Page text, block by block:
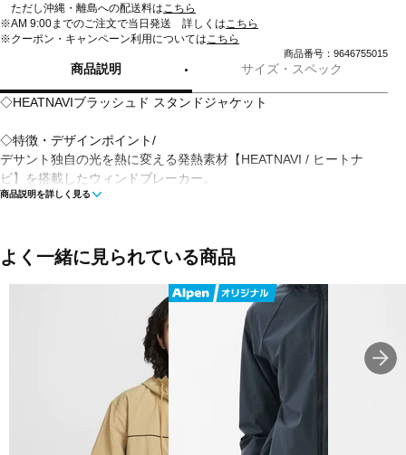
ただし沖縄・離島への配送料は こちら
※AM 9:00までのご注文で当日発送 詳しくは こちら
※クーポン・キャンペーン利用については こちら
商品番号：9646755015
商品説明 サイズ・スペック
◇HEATNAVIブラッシュド スタンドジャケット
◇特徴・デザインポイント/
デサント独自の光を熱に変える発熱素材【HEATNAVI / ヒートナ
ビ】を搭載したウィンドブレーカー。
で寒さの厳しい季節でも暖かく快適に着用可能。
◇機能/はっ水・光吸収発熱・HEATNAVI
■カラー(メーカー表記)：
ネイビー(NV00：ネイビー)
ブラック(BK00：ブラック)
レッド(RD00：レッド)
商品説明を詳しく見る
よく一緒に見られている商品